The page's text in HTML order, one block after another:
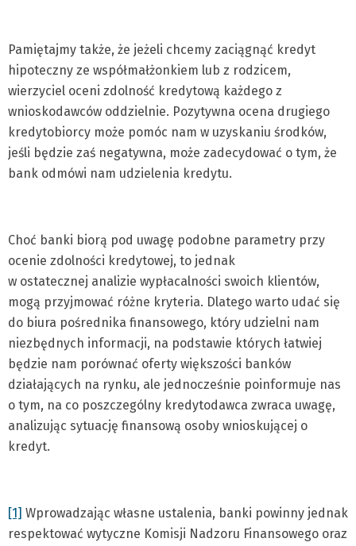
Pamiętajmy także, że jeżeli chcemy zaciągnąć kredyt
hipoteczny ze współmałżonkiem lub z rodzicem,
wierzyciel oceni zdolność kredytową każdego z
wnioskodawców oddzielnie. Pozytywna ocena drugiego
kredytobiorcy może pomóc nam w uzyskaniu środków,
jeśli będzie zaś negatywna, może zadecydować o tym, że
bank odmówi nam udzielenia kredytu.
Choć banki biorą pod uwagę podobne parametry przy
ocenie zdolności kredytowej, to jednak
w ostatecznej analizie wypłacalności swoich klientów,
mogą przyjmować różne kryteria. Dlatego warto udać się
do biura pośrednika finansowego, który udzielni nam
niezbędnych informacji, na podstawie których łatwiej
będzie nam porównać oferty większości banków
działających na rynku, ale jednocześnie poinformuje nas
o tym, na co poszczególny kredytodawca zwraca uwagę,
analizując sytuację finansową osoby wnioskującej o
kredyt.
[1] Wprowadzając własne ustalenia, banki powinny jednak
respektować wytyczne Komisji Nadzoru Finansowego oraz